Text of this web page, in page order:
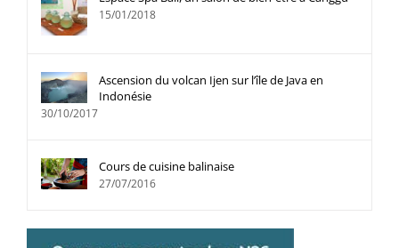
15/01/2018
Ascension du volcan Ijen sur l’île de Java en
Indonésie
30/10/2017
Cours de cuisine balinaise
27/07/2016